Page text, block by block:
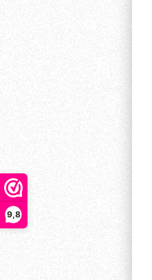
9,8